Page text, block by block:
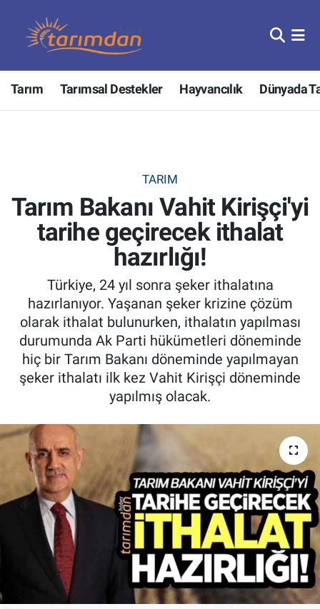
Tarım Tarımsal Destekler Hayvancılık Dünyada
TARIM
Tarım Bakanı Vahit Kirişçi'yi
tarihe geçirecek ithalat
hazırlığı!
Türkiye, 24 yıl sonra şeker ithalatına
hazırlanıyor. Yaşanan şeker krizine çözüm
olarak ithalat bulunurken, ithalatın yapılması
durumunda Ak Parti hükümetleri döneminde
hiç bir Tarım Bakanı döneminde yapılmayan
şeker ithalatı ilk kez Vahit Kirişçi döneminde
yapılmış olacak.
Tarım
Hayvancılık
Tarımsal Destekler
Tarım Bakanlığı
Tarım Kredi Kooperatifleri
Pankobirlik
Et fiyatları
Yetiştirici Soruyor
Dünyada Tarım
Üretici Birlikleri
Şeker ve Şekerli Mamüller
Tahıllar ve Baklagiller
Nöbetçi Eczaneler
Hava Durumu
Tüm Manşetler
Son Dakika Haberleri